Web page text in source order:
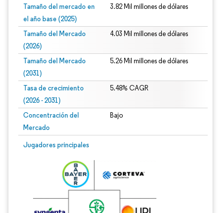
Tamaño del mercado en
el año base (2025)
3.82 Mil millones de dólares
Tamaño del Mercado
(2026)
4.03 Mil millones de dólares
Tamaño del Mercado
(2031)
5.26 Mil millones de dólares
Tasa de crecimiento
(2026 - 2031)
5.48% CAGR
Concentración del
Mercado
Bajo
Jugadores principales
Imagen © Mordor Intelligence. El uso requiere atribución según CC BY 4.0.